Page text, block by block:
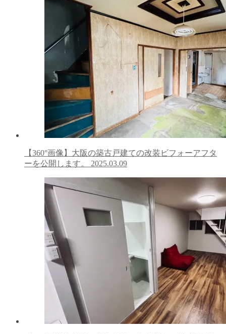
【360°画像】大阪の築古戸建ての改装ビフォーアフタ
ーを公開します。 2025.03.09